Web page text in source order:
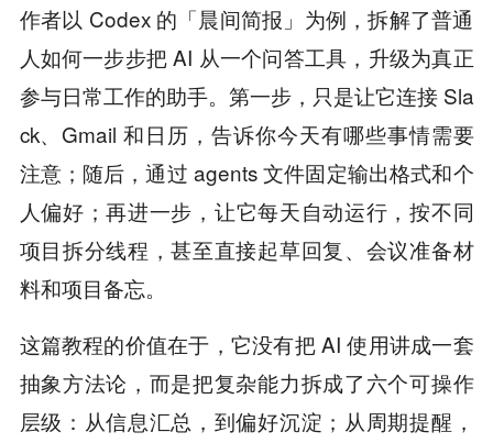
作者以 Codex 的「晨间简报」为例，拆解了普通
人如何一步步把 AI 从一个问答工具，升级为真正
参与日常工作的助手。第一步，只是让它连接 Sla
ck、Gmail 和日历，告诉你今天有哪些事情需要
注意；随后，通过 agents 文件固定输出格式和个
人偏好；再进一步，让它每天自动运行，按不同
项目拆分线程，甚至直接起草回复、会议准备材
料和项目备忘。
这篇教程的价值在于，它没有把 AI 使用讲成一套
抽象方法论，而是把复杂能力拆成了六个可操作
层级：从信息汇总，到偏好沉淀；从周期提醒，